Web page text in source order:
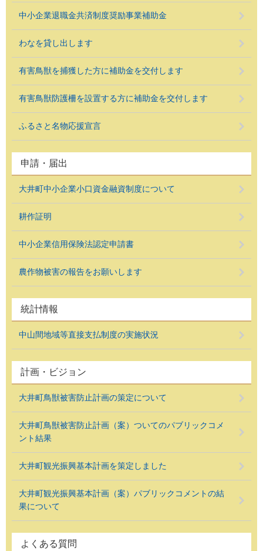
中小企業退職金共済制度奨励事業補助金
わなを貸し出します
有害鳥獣を捕獲した方に補助金を交付します
有害鳥獣防護柵を設置する方に補助金を交付します
ふるさと名物応援宣言
申請・届出
大井町中小企業小口資金融資制度について
耕作証明
中小企業信用保険法認定申請書
農作物被害の報告をお願いします
統計情報
中山間地域等直接支払制度の実施状況
計画・ビジョン
大井町鳥獣被害防止計画の策定について
大井町鳥獣被害防止計画（案）ついてのパブリックコメ
ント結果
大井町観光振興基本計画を策定しました
大井町観光振興基本計画（案）パブリックコメントの結
果について
よくある質問